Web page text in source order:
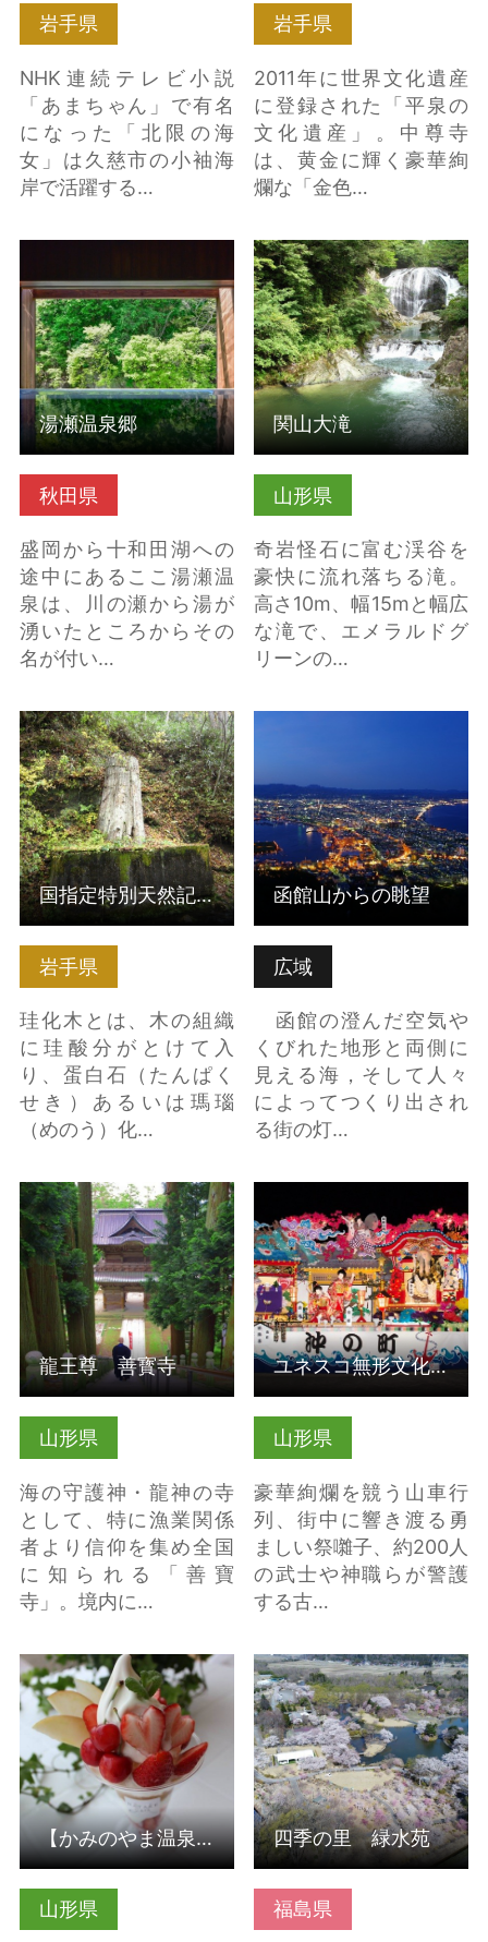
岩手県
NHK連続テレビ小説
「あまちゃん」で有名
になった「北限の海
女」は久慈市の小袖海
岸で活躍する…
岩手県
2011年に世界文化遺産
に登録された「平泉の
文化遺産」。中尊寺
は、黄金に輝く豪華絢
爛な「金色…
秋田県
盛岡から十和田湖への
途中にあるここ湯瀬温
泉は、川の瀬から湯が
湧いたところからその
名が付い…
湯瀬温泉郷
山形県
奇岩怪石に富む渓谷を
豪快に流れ落ちる滝。
高さ10m、幅15mと幅広
な滝で、エメラルドグ
リーンの…
関山大滝 の詳細はこち
ら
関山大滝
岩手県
珪化木とは、木の組織
に珪酸分がとけて入
り、蛋白石（たんぱく
せき）あるいは瑪瑙
（めのう）化…
国指定特別天然記念
物 「根反の大珪化
木」 の詳細はこちら
国指定特別天然記念物 「根反の大珪化木」
広域
函館の澄んだ空気や
くびれた地形と両側に
見える海，そして人々
によってつくり出され
る街の灯…
函館山からの眺望
山形県
海の守護神・龍神の寺
として、特に漁業関係
者より信仰を集め全国
に知られる「善寶
寺」。境内に…
龍王尊 善寳寺 の詳細
はこちら
龍王尊 善寳寺
山形県
豪華絢爛を競う山車行
列、街中に響き渡る勇
ましい祭囃子、約200人
の武士や神職らが警護
する古…
産 新庄まつり の詳細
はこちら
ユネスコ無形文化遺産 新庄まつり
山形県
【かみのやま温泉】高
橋フルーツランド Ｈ
ＡＴＡＫＥ ＳＴＹ… の
詳細はこちら
【かみのやま温泉】高橋フルーツランド ＨＡＴＡＫＥ ＳＴＹ…
福島県
四季の里 緑水苑 の詳
細はこちら
四季の里 緑水苑